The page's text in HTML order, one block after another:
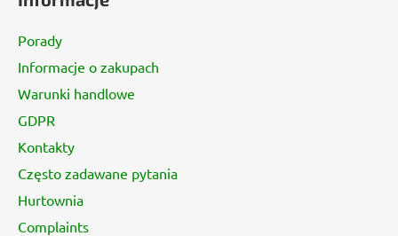
Porady
Informacje o zakupach
Warunki handlowe
GDPR
Kontakty
Często zadawane pytania
Hurtownia
Complaints